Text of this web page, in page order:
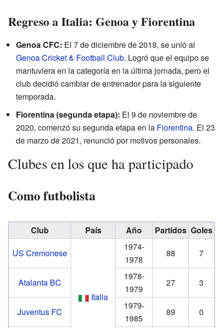
Regreso a Italia: Genoa y Fiorentina
Genoa CFC: El 7 de diciembre de 2018, se unió al
Genoa Cricket & Football Club. Logró que el equipo se
mantuviera en la categoría en la última jornada, pero el
club decidió cambiar de entrenador para la siguiente
temporada.
Fiorentina (segunda etapa): El 9 de noviembre de
2020, comenzó su segunda etapa en la Fiorentina. El 23
de marzo de 2021, renunció por motivos personales.
Clubes en los que ha participado
Como futbolista
Club País Año Partidos Goles
US Cremonese
Italia
1974-
1978
88 7
Atalanta BC
1978-
1979
27 3
Juventus FC
1979-
1985
89 0